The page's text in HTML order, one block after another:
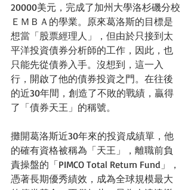
20000美元，完成了加州大學洛杉磯分校
ＥＭＢＡ的學業。原來葛洛斯的目標是
想當「股票經理人」，但由於只接到太
平洋投資債券分析師的工作，因此，也
只能先從債券入手。沒想到，這一入
行，開啟了他的債券投資之門。在往後
的近30年間，創造了不敗的戰績，贏得
了「債券天王」的稱號。
攤開葛洛斯近30年來的投資成績單，他
的確有資格被稱為「天王」，離職前負
責操盤的「PIMCO Total Return Fund」，
憑著長期優秀績效，成為全球規模最大